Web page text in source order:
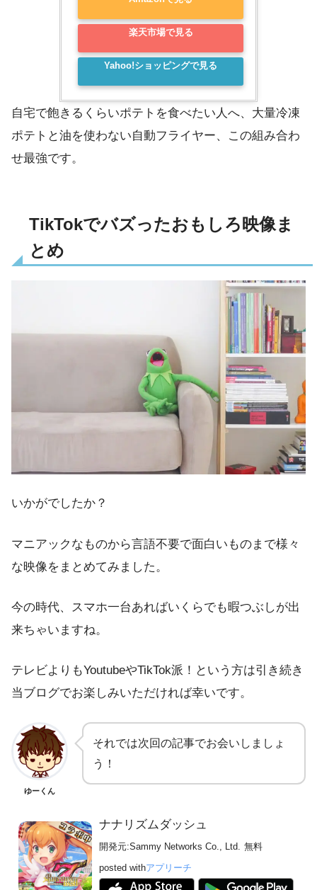
楽天市場で見る
Yahoo!ショッピングで見る
自宅で飽きるくらいポテトを食べたい人へ、大量冷凍
ポテトと油を使わない自動フライヤー、この組み合わ
せ最強です。
TikTokでバズったおもしろ映像ま
とめ
いかがでしたか？
マニアックなものから言語不要で面白いものまで様々
な映像をまとめてみました。
今の時代、スマホ一台あればいくらでも暇つぶしが出
来ちゃいますね。
テレビよりもYoutubeやTikTok派！という方は引き続き
当ブログでお楽しみいただければ幸いです。
ゆーくん
それでは次回の記事でお会いしましょ
う！
ナナリズムダッシュ
開発元:Sammy Networks Co., Ltd. 無料
posted withアプリーチ